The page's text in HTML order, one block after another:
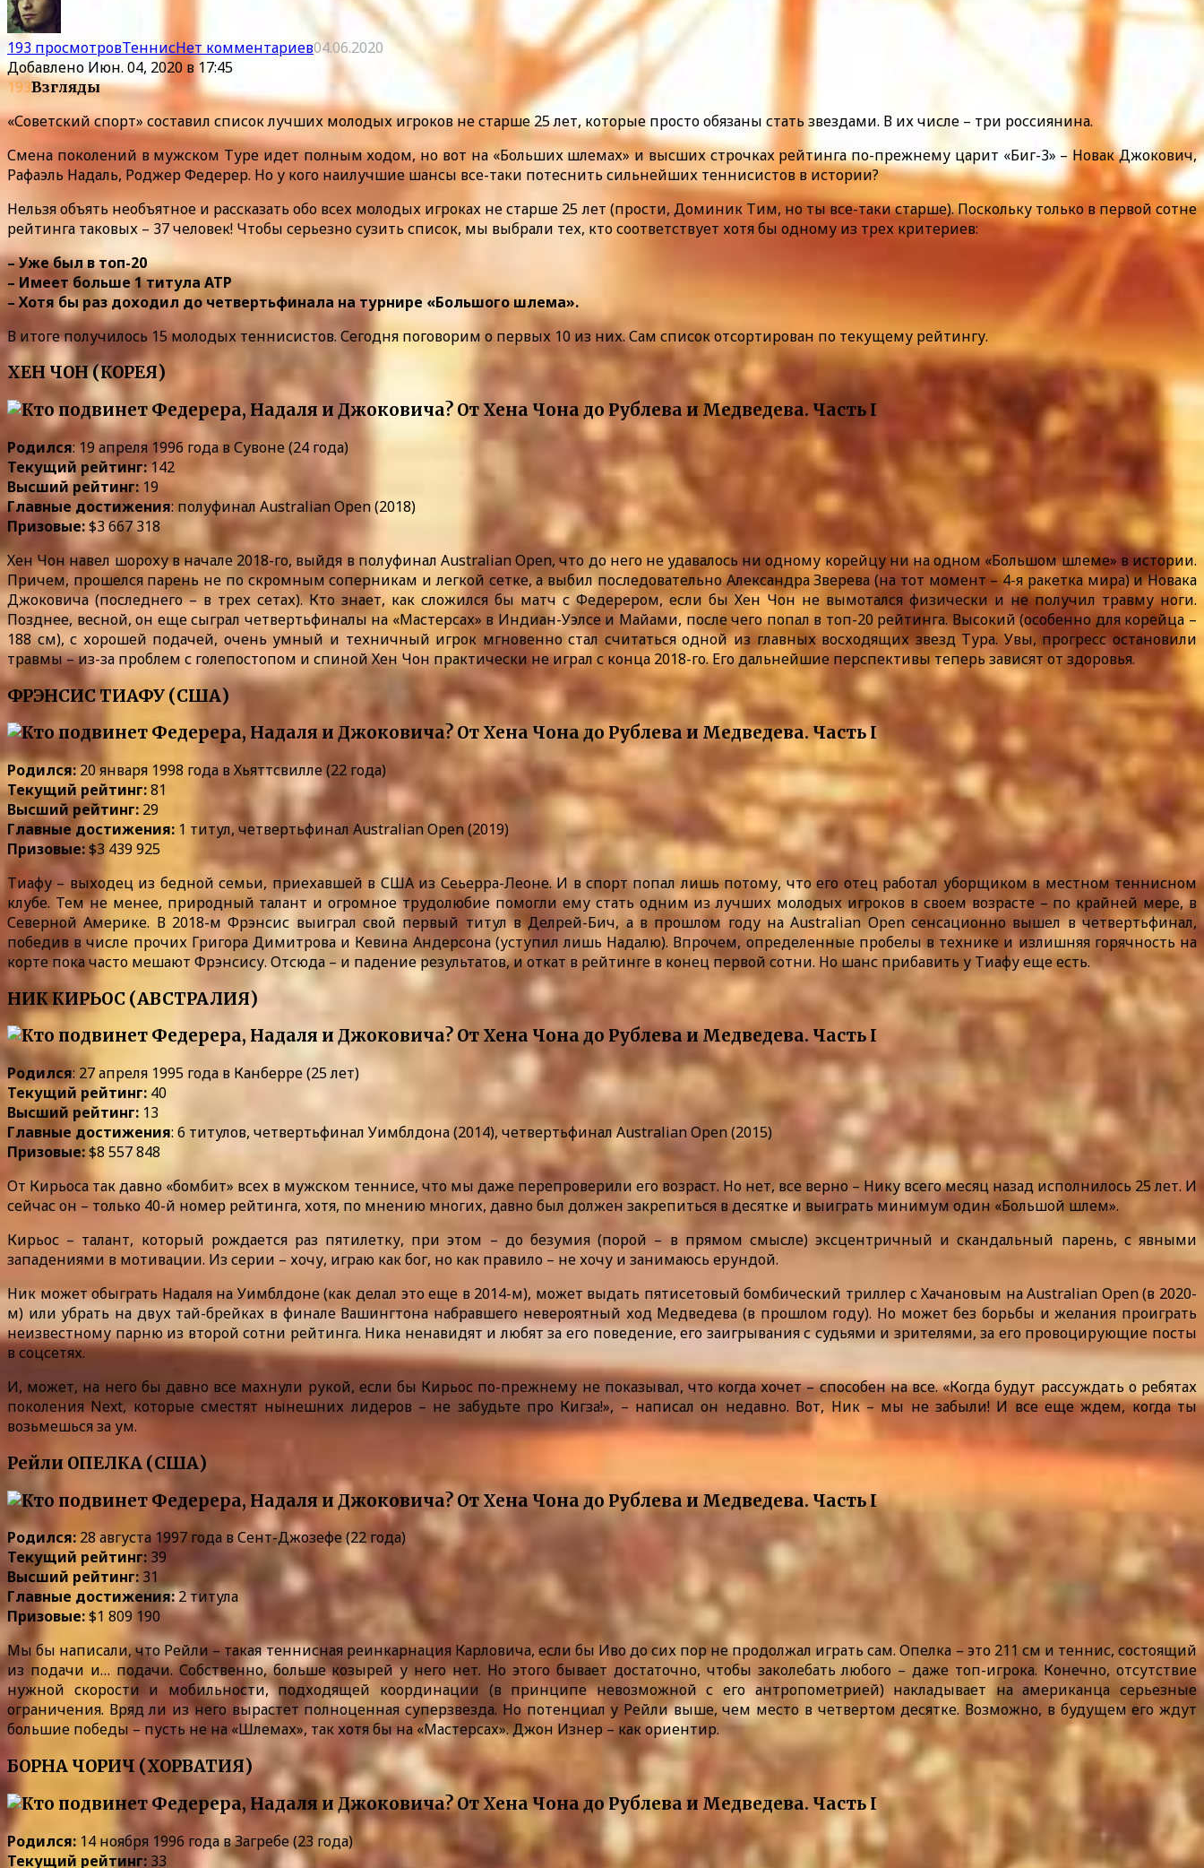
193 просмотровТеннисНет комментариев04.06.2020
Добавлено Июн. 04, 2020 в 17:45
193Взгляды
«Советский спорт» составил список лучших молодых игроков не старше 25 лет, которые просто обязаны стать звездами. В их числе – три россиянина.
Смена поколений в мужском Туре идет полным ходом, но вот на «Больших шлемах» и высших строчках рейтинга по-прежнему царит «Биг-3» – Новак Джокович,
Рафаэль Надаль, Роджер Федерер. Но у кого наилучшие шансы все-таки потеснить сильнейших теннисистов в истории?
Нельзя объять необъятное и рассказать обо всех молодых игроках не старше 25 лет (прости, Доминик Тим, но ты все-таки старше). Поскольку только в первой сотне
рейтинга таковых – 37 человек! Чтобы серьезно сузить список, мы выбрали тех, кто соответствует хотя бы одному из трех критериев:
– Уже был в топ-20
– Имеет больше 1 титула ATP
– Хотя бы раз доходил до четвертьфинала на турнире «Большого шлема».
В итоге получилось 15 молодых теннисистов. Сегодня поговорим о первых 10 из них. Сам список отсортирован по текущему рейтингу.
ХЕН ЧОН (КОРЕЯ)
Родился: 19 апреля 1996 года в Сувоне (24 года)
Текущий рейтинг:142
Высший рейтинг: 19
Главные достижения: полуфинал Australian Open (2018)
Призовые:$3 667 318
Хен Чон навел шороху в начале 2018-го, выйдя в полуфинал Australian Open, что до него не удавалось ни одному корейцу ни на одном «Большом шлеме» в истории.
Причем, прошелся парень не по скромным соперникам и легкой сетке, а выбил последовательно Александра Зверева (на тот момент – 4-я ракетка мира) и Новака
Джоковича (последнего – в трех сетах). Кто знает, как сложился бы матч с Федерером, если бы Хен Чон не вымотался физически и не получил травму ноги.
Позднее, весной, он еще сыграл четвертьфиналы на «Мастерсах» в Индиан-Уэлсе и Майами, после чего попал в топ-20 рейтинга. Высокий (особенно для корейца –
188 см), с хорошей подачей, очень умный и техничный игрок мгновенно стал считаться одной из главных восходящих звезд Тура. Увы, прогресс остановили
травмы – из-за проблем с голепостопом и спиной Хен Чон практически не играл с конца 2018-го. Его дальнейшие перспективы теперь зависят от здоровья.
ФРЭНСИС ТИАФУ (США)
Родился:20 января 1998 года в Хьяттсвилле (22 года)
Текущий рейтинг:81
Высший рейтинг: 29
Главные достижения: 1 титул, четвертьфинал Australian Open (2019)
Призовые:$3 439 925
Тиафу – выходец из бедной семьи, приехавшей в США из Сеьерра-Леоне. И в спорт попал лишь потому, что его отец работал уборщиком в местном теннисном
клубе. Тем не менее, природный талант и огромное трудолюбие помогли ему стать одним из лучших молодых игроков в своем возрасте – по крайней мере, в
Северной Америке. В 2018-м Фрэнсис выиграл свой первый титул в Делрей-Бич, а в прошлом году на Australian Open сенсационно вышел в четвертьфинал,
победив в числе прочих Григора Димитрова и Кевина Андерсона (уступил лишь Надалю). Впрочем, определенные пробелы в технике и излишняя горячность на
корте пока часто мешают Фрэнсису. Отсюда – и падение результатов, и откат в рейтинге в конец первой сотни. Но шанс прибавить у Тиафу еще есть.
НИК КИРЬОС (АВСТРАЛИЯ)
Родился: 27 апреля 1995 года в Канберре (25 лет)
Текущий рейтинг: 40
Высший рейтинг: 13
Главные достижения: 6 титулов, четвертьфинал Уимблдона (2014), четвертьфинал Australian Open (2015)
Призовые:$8 557 848
От Кирьоса так давно «бомбит» всех в мужском теннисе, что мы даже перепроверили его возраст. Но нет, все верно – Нику всего месяц назад исполнилось 25 лет. И
сейчас он – только 40-й номер рейтинга, хотя, по мнению многих, давно был должен закрепиться в десятке и выиграть минимум один «Большой шлем».
Кирьос – талант, который рождается раз пятилетку, при этом – до безумия (порой – в прямом смысле) эксцентричный и скандальный парень, с явными
западениями в мотивации. Из серии – хочу, играю как бог, но как правило – не хочу и занимаюсь ерундой.
Ник может обыграть Надаля на Уимблдоне (как делал это еще в 2014-м), может выдать пятисетовый бомбический триллер с Хачановым на Australian Open (в 2020-
м) или убрать на двух тай-брейках в финале Вашингтона набравшего невероятный ход Медведева (в прошлом году). Но может без борьбы и желания проиграть
неизвестному парню из второй сотни рейтинга. Ника ненавидят и любят за его поведение, его заигрывания с судьями и зрителями, за его провоцирующие посты
в соцсетях.
И, может, на него бы давно все махнули рукой, если бы Кирьос по-прежнему не показывал, что когда хочет – способен на все. «Когда будут рассуждать о ребятах
поколения Next, которые сместят нынешних лидеров – не забудьте про Кигза!», – написал он недавно. Вот, Ник – мы не забыли! И все еще ждем, когда ты
возьмешься за ум.
Рейли ОПЕЛКА (США)
Родился: 28 августа 1997 года в Сент-Джозефе (22 года)
Текущий рейтинг: 39
Высший рейтинг: 31
Главные достижения:2 титула
Призовые:$1 809 190
Мы бы написали, что Рейли – такая теннисная реинкарнация Карловича, если бы Иво до сих пор не продолжал играть сам. Опелка – это 211 см и теннис, состоящий
из подачи и… подачи. Собственно, больше козырей у него нет. Но этого бывает достаточно, чтобы заколебать любого – даже топ-игрока. Конечно, отсутствие
нужной скорости и мобильности, подходящей координации (в принципе невозможной с его антропометрией) накладывает на американца серьезные
ограничения. Вряд ли из него вырастет полноценная суперзвезда. Но потенциал у Рейли выше, чем место в четвертом десятке. Возможно, в будущем его ждут
большие победы – пусть не на «Шлемах», так хотя бы на «Мастерсах». Джон Изнер – как ориентир.
БОРНА ЧОРИЧ (ХОРВАТИЯ)
Родился: 14 ноября 1996 года в Загребе (23 года)
Текущий рейтинг: 33